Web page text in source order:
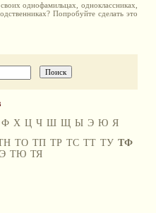
однофамильцах, одноклассниках,
Попробуйте сделать это
Ф Х Ц Ч Ш Щ Ы Э Ю Я
ТО ТП ТР ТС ТТ ТУ ТФ
ТЮ ТЯ